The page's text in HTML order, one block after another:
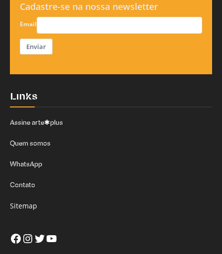
Cadastre-se na nossa newsletter
Email
Enviar
Links
Assine arte✱plus
Quem somos
WhatsApp
Contato
Sitemap
Facebook
Instagram
Twitter
Youtube